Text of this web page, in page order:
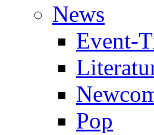
News
Event-
Pop